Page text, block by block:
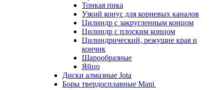
Тонкая пика
Узкий конус для корневых каналов
Цилиндр с закругленным концом
Цилиндр с плоским концом
Цилиндрический, режущие края и
кончик
Шарообразные
Яйцо
Диски алмазные Jota
Боры твердосплавные Mani